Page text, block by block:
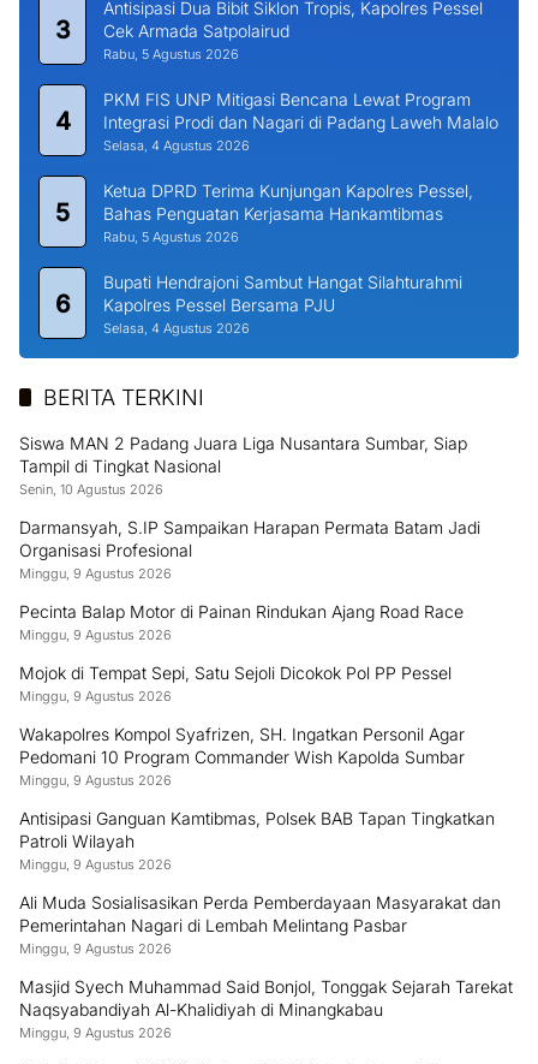
3
Antisipasi Dua Bibit Siklon Tropis, Kapolres Pessel
Cek Armada Satpolairud
Rabu, 5 Agustus 2026
4
PKM FIS UNP Mitigasi Bencana Lewat Program
Integrasi Prodi dan Nagari di Padang Laweh Malalo
Selasa, 4 Agustus 2026
5
Ketua DPRD Terima Kunjungan Kapolres Pessel,
Bahas Penguatan Kerjasama Hankamtibmas
Rabu, 5 Agustus 2026
6
Bupati Hendrajoni Sambut Hangat Silahturahmi
Kapolres Pessel Bersama PJU
Selasa, 4 Agustus 2026
BERITA TERKINI
Siswa MAN 2 Padang Juara Liga Nusantara Sumbar, Siap
Tampil di Tingkat Nasional
Senin, 10 Agustus 2026
Darmansyah, S.IP Sampaikan Harapan Permata Batam Jadi
Organisasi Profesional
Minggu, 9 Agustus 2026
Pecinta Balap Motor di Painan Rindukan Ajang Road Race
Minggu, 9 Agustus 2026
Mojok di Tempat Sepi, Satu Sejoli Dicokok Pol PP Pessel
Minggu, 9 Agustus 2026
Wakapolres Kompol Syafrizen, SH. Ingatkan Personil Agar
Pedomani 10 Program Commander Wish Kapolda Sumbar
Minggu, 9 Agustus 2026
Antisipasi Ganguan Kamtibmas, Polsek BAB Tapan Tingkatkan
Patroli Wilayah
Minggu, 9 Agustus 2026
Ali Muda Sosialisasikan Perda Pemberdayaan Masyarakat dan
Pemerintahan Nagari di Lembah Melintang Pasbar
Minggu, 9 Agustus 2026
Masjid Syech Muhammad Said Bonjol, Tonggak Sejarah Tarekat
Naqsyabandiyah Al-Khalidiyah di Minangkabau
Minggu, 9 Agustus 2026